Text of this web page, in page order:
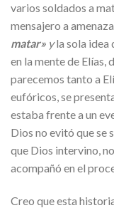
varios soldados a
mensajero a
matar» yla sola idea
en la mente de Elías,
parecemos tanto a
eufóricos, se
estaba frente a un
Dios no evitó que se
que Dios intervino,
acompañó en el
Creo que esta